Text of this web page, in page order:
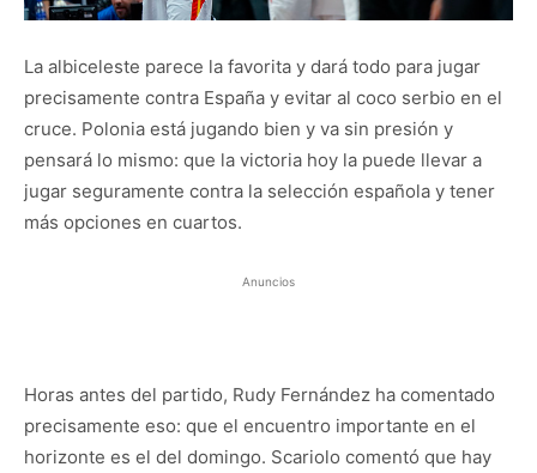
La albiceleste parece la favorita y dará todo para jugar
precisamente contra España y evitar al coco serbio en el
cruce. Polonia está jugando bien y va sin presión y
pensará lo mismo: que la victoria hoy la puede llevar a
jugar seguramente contra la selección española y tener
más opciones en cuartos.
Anuncios
Horas antes del partido, Rudy Fernández ha comentado
precisamente eso: que el encuentro importante en el
horizonte es el del domingo. Scariolo comentó que hay